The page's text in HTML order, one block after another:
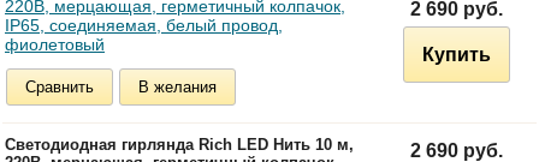
220В, мерцающая, герметичный колпачок,
IP65, соединяемая, белый провод,
фиолетовый
Сравнить В желания
2 690 руб.
Купить
Светодиодная гирлянда Rich LED Нить 10 м,
2 690 руб.